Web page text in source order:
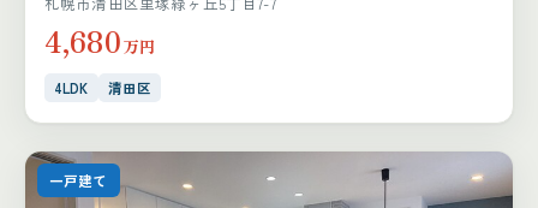
4,680万円
4LDK 清田区
一戸建て